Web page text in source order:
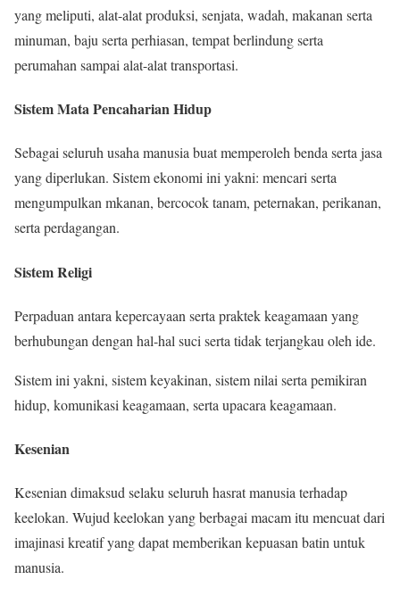
yang meliputi, alat-alat produksi, senjata, wadah, makanan serta
minuman, baju serta perhiasan, tempat berlindung serta
perumahan sampai alat-alat transportasi.
Sistem Mata Pencaharian Hidup
Sebagai seluruh usaha manusia buat memperoleh benda serta jasa
yang diperlukan. Sistem ekonomi ini yakni: mencari serta
mengumpulkan mkanan, bercocok tanam, peternakan, perikanan,
serta perdagangan.
Sistem Religi
Perpaduan antara kepercayaan serta praktek keagamaan yang
berhubungan dengan hal-hal suci serta tidak terjangkau oleh ide.
Sistem ini yakni, sistem keyakinan, sistem nilai serta pemikiran
hidup, komunikasi keagamaan, serta upacara keagamaan.
Kesenian
Kesenian dimaksud selaku seluruh hasrat manusia terhadap
keelokan. Wujud keelokan yang berbagai macam itu mencuat dari
imajinasi kreatif yang dapat memberikan kepuasan batin untuk
manusia.